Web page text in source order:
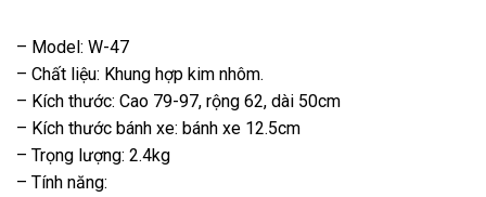
– Model: W-47
– Chất liệu: Khung hợp kim nhôm.
– Kích thước: Cao 79-97, rộng 62, dài 50cm
– Kích thước bánh xe: bánh xe 12.5cm
– Trọng lượng: 2.4kg
– Tính năng: